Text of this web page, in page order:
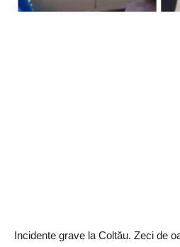
Incidente grave la Coltău. Zeci de